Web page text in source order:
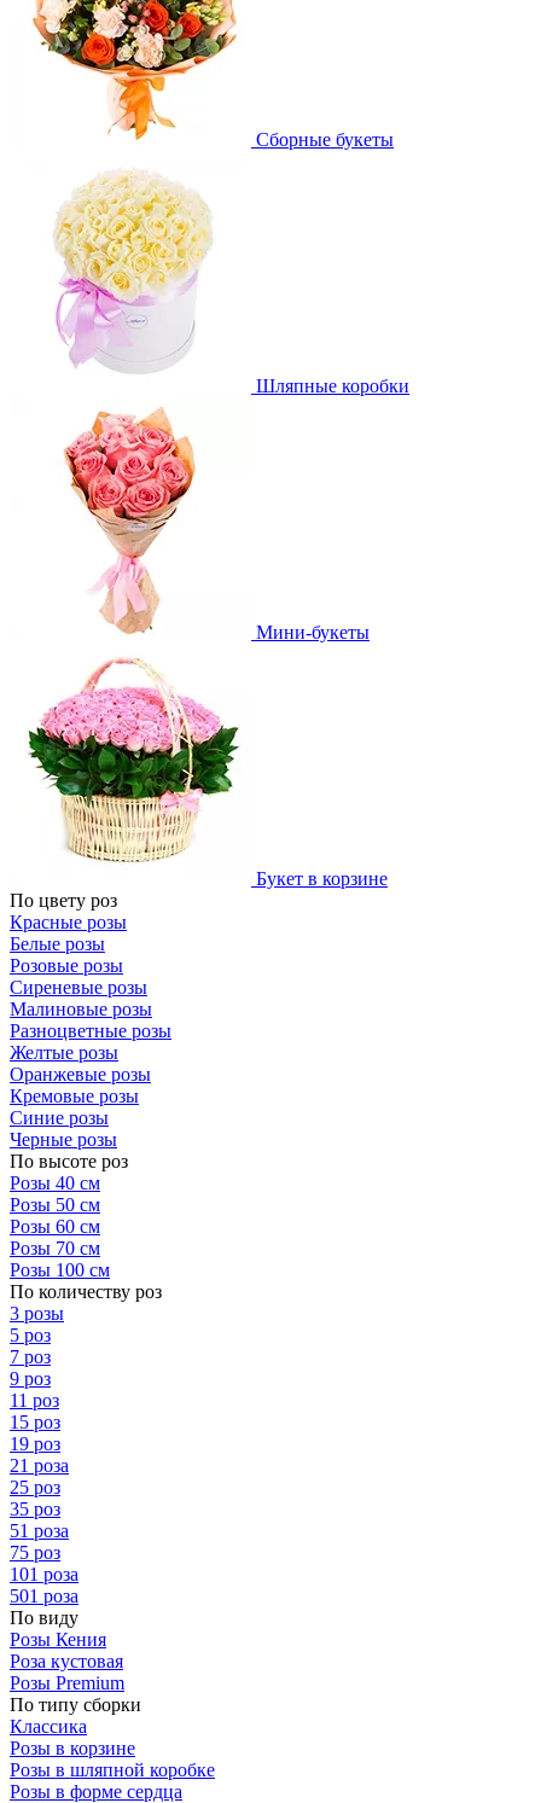
Сборные букеты
Шляпные коробки
Мини-букеты
Букет в корзине
По цвету роз
Красные розы
Белые розы
Розовые розы
Сиреневые розы
Малиновые розы
Разноцветные розы
Желтые розы
Оранжевые розы
Кремовые розы
Синие розы
Черные розы
По высоте роз
Розы 40 см
Розы 50 см
Розы 60 см
Розы 70 см
Розы 100 см
По количеству роз
3 розы
5 роз
7 роз
9 роз
11 роз
15 роз
19 роз
21 роза
25 роз
35 роз
51 роза
75 роз
101 роза
501 роза
По виду
Розы Кения
Роза кустовая
Розы Premium
По типу сборки
Классика
Розы в корзине
Розы в шляпной коробке
Розы в форме сердца